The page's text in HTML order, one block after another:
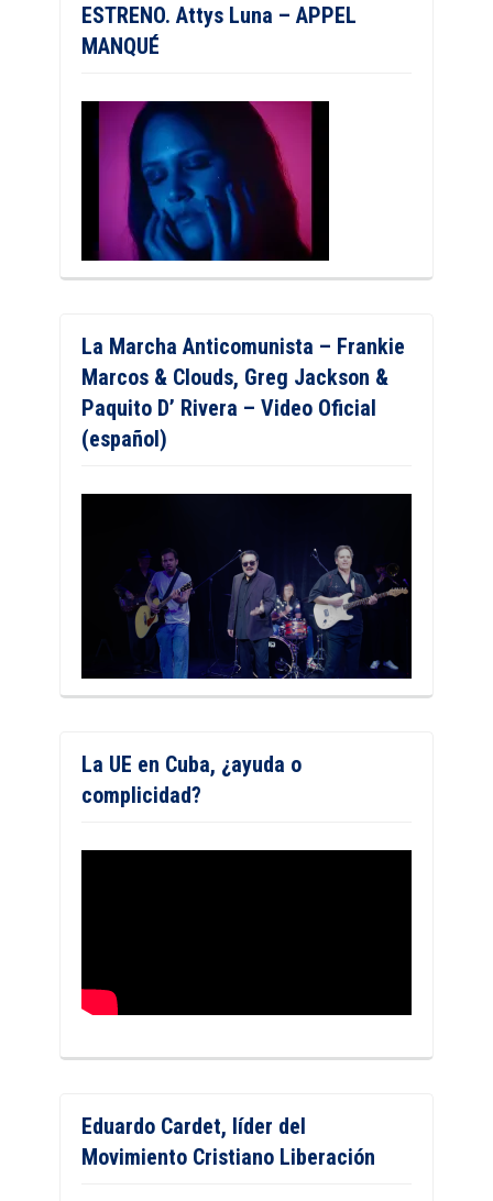
ESTRENO. Attys Luna – APPEL
MANQUÉ
La Marcha Anticomunista – Frankie
Marcos & Clouds, Greg Jackson &
Paquito D’ Rivera – Video Oficial
(español)
La UE en Cuba, ¿ayuda o
complicidad?
Eduardo Cardet, líder del
Movimiento Cristiano Liberación